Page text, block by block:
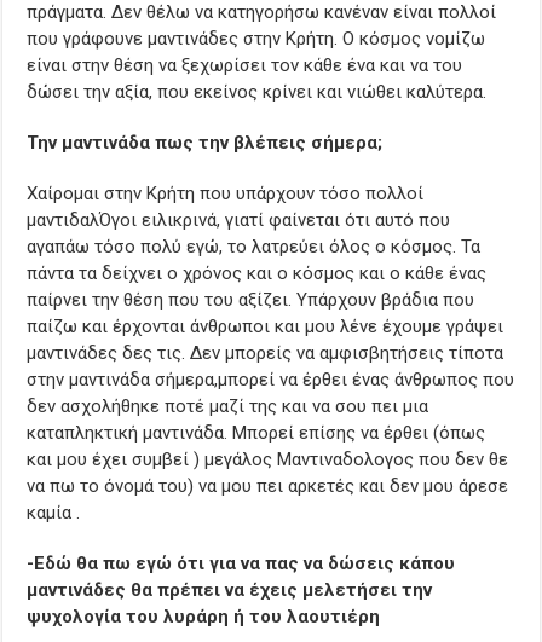
πράγματα. Δεν θέλω να κατηγορήσω κανέναν είναι πολλοί
που γράφουνε μαντινάδες στην Κρήτη. Ο κόσμος νομίζω
είναι στην θέση να ξεχωρίσει τον κάθε ένα και να του
δώσει την αξία, που εκείνος κρίνει και νιώθει καλύτερα.
Την μαντινάδα πως την βλέπεις σήμερα;
Χαίρομαι στην Κρήτη που υπάρχουν τόσο πολλοί
μαντιδαλΌγοι ειλικρινά, γιατί φαίνεται ότι αυτό που
αγαπάω τόσο πολύ εγώ, το λατρεύει όλος ο κόσμος. Τα
πάντα τα δείχνει ο χρόνος και ο κόσμος και ο κάθε ένας
παίρνει την θέση που του αξίζει. Υπάρχουν βράδια που
παίζω και έρχονται άνθρωποι και μου λένε έχουμε γράψει
μαντινάδες δες τις. Δεν μπορείς να αμφισβητήσεις τίποτα
στην μαντινάδα σήμερα,μπορεί να έρθει ένας άνθρωπος που
δεν ασχολήθηκε ποτέ μαζί της και να σου πει μια
καταπληκτική μαντινάδα. Μπορεί επίσης να έρθει (όπως
και μου έχει συμβεί ) μεγάλος Μαντιναδολογος που δεν θε
να πω το όνομά του) να μου πει αρκετές και δεν μου άρεσε
καμία .
-Εδώ θα πω εγώ ότι για να πας να δώσεις κάπου
μαντινάδες θα πρέπει να έχεις μελετήσει την
ψυχολογία του λυράρη ή του λαουτιέρη